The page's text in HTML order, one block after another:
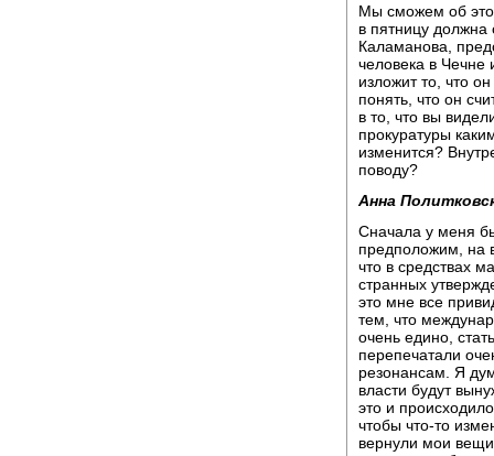
Мы сможем об
в пятницу
Каламанова,
человека в
изложит то, что
понять, что он
в то, что вы
прокуратуры
изменится?
поводу?
Анна
Сначала у меня
предположим, на
что в средствах
странных
это мне все
тем, что
очень едино,
перепечатали
резонансам. Я
власти будут
это и
чтобы что-то
вернули мои